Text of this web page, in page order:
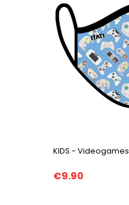
KIDS - Videogames
€9.90